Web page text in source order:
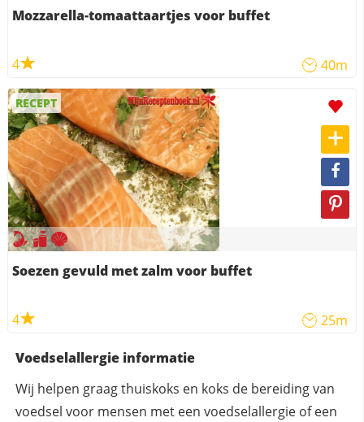
Mozzarella-tomaattaartjes voor buffet
4 40m
RECEPT
Soezen gevuld met zalm voor buffet
4 25m
Voedselallergie informatie
Wij helpen graag thuiskoks en koks de bereiding van
voedsel voor mensen met een voedselallergie of een